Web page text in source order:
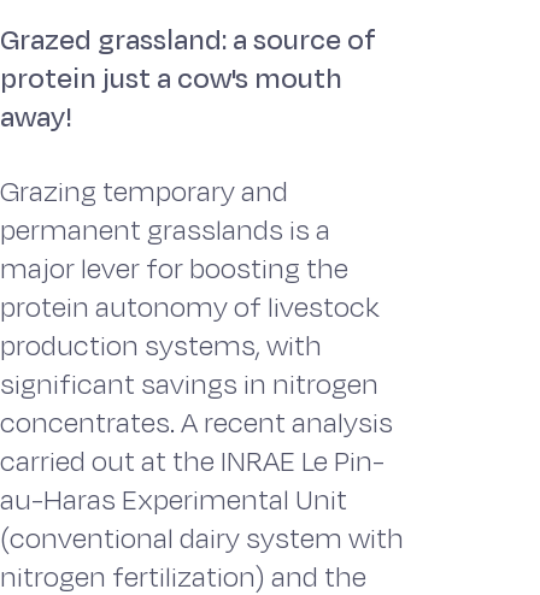
Grazed grassland: a source of
protein just a cow's mouth
away!
Grazing temporary and
permanent grasslands is a
major lever for boosting the
protein autonomy of livestock
production systems, with
significant savings in nitrogen
concentrates. A recent analysis
carried out at the INRAE Le Pin-
au-Haras Experimental Unit
(conventional dairy system with
nitrogen fertilization) and the